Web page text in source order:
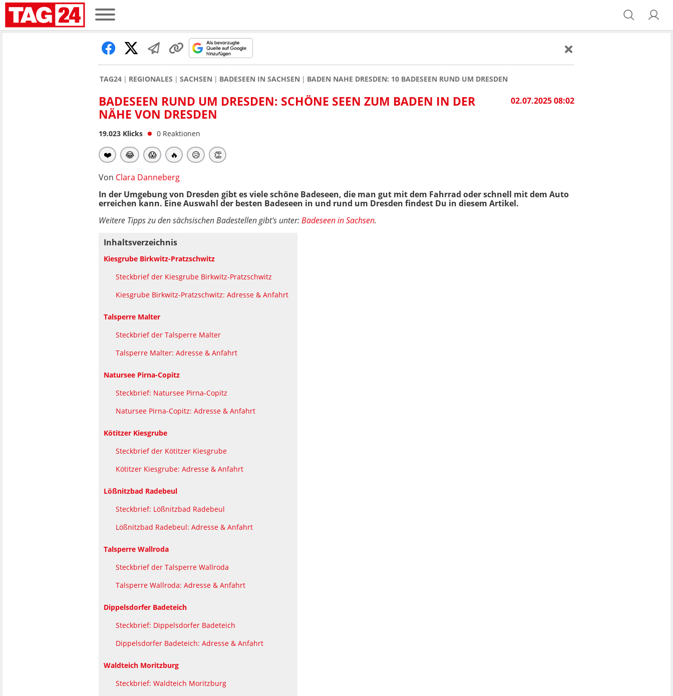
TAG24 REGIONALES SACHSEN BADESEEN IN SACHSEN BADEN NAHE DRESDEN: 10 BADESEEN RUND UM DRESDEN
02.07.2025 08:02
BADESEEN RUND UM DRESDEN: SCHÖNE SEEN ZUM BADEN IN DER
NÄHE VON DRESDEN
19.023 Klicks 0 Reaktionen
❤️ 😂 😱 🔥 😥 👏
Von Clara Danneberg
In der Umgebung von Dresden gibt es viele schöne Badeseen, die man gut mit dem Fahrrad oder schnell mit dem Auto
erreichen kann. Eine Auswahl der besten Badeseen in und rund um Dresden findest Du in diesem Artikel.
Weitere Tipps zu den sächsischen Badestellen gibt's unter:Badeseen in Sachsen.
Inhaltsverzeichnis
Kiesgrube Birkwitz-Pratzschwitz
Steckbrief der Kiesgrube Birkwitz-Pratzschwitz
Kiesgrube Birkwitz-Pratzschwitz: Adresse & Anfahrt
Talsperre Malter
Steckbrief der Talsperre Malter
Talsperre Malter: Adresse & Anfahrt
Natursee Pirna-Copitz
Steckbrief: Natursee Pirna-Copitz
Natursee Pirna-Copitz: Adresse & Anfahrt
Kötitzer Kiesgrube
Steckbrief der Kötitzer Kiesgrube
Kötitzer Kiesgrube: Adresse & Anfahrt
Lößnitzbad Radebeul
Steckbrief: Lößnitzbad Radebeul
Lößnitzbad Radebeul: Adresse & Anfahrt
Talsperre Wallroda
Steckbrief der Talsperre Wallroda
Talsperre Wallroda: Adresse & Anfahrt
Dippelsdorfer Badeteich
Steckbrief: Dippelsdorfer Badeteich
Dippelsdorfer Badeteich: Adresse & Anfahrt
Waldteich Moritzburg
Steckbrief: Waldteich Moritzburg